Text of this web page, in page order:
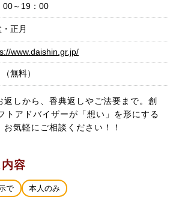
00～19：00
正月
www.daishin.gr.jp/
無料）
返しから、香典返しやご法要まで。創
トアドバイザーが「想い」を形にする
気軽にご相談ください！！
容
で 本人のみ